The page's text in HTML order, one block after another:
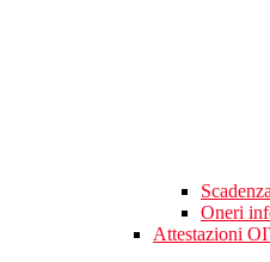
Oneri
Attestazioni